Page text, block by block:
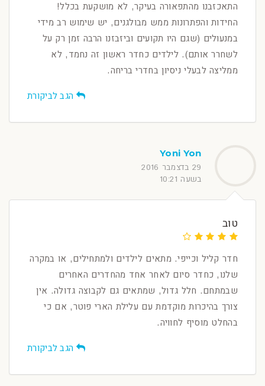
התאכזבנו מהתפאורה בעיקר, לא מושקעת בכלל!
החידות והפתרונות ממש מבולגנים, יש שימוש רב מידי
במנעולים (שגם היו תקועים וביזבזנו הרבה זמן רק על
לשחרר אותם). לילדים כחדר ראשון זה נחמד, לא
ממליצה לבעלי ניסיון בחדרי בריחה.
הגב לביקורת
Yoni Yon
29 בדצמבר 2016
בשעה 10:21
טוב
חדר קליל וכייפי. מתאים לילדים ולמתחילים, או במקרה
שלנו, כחדר סיום לאחר אחד מהחדרים האחרים
שבמתחם. חלל גדול, שמתאים גם לקבוצה גדולה. אין
צורך בהיכרות מוקדמת עם עלילת הארי פוטר, אם כי
בהחלט מוסיף לחוויה.
הגב לביקורת